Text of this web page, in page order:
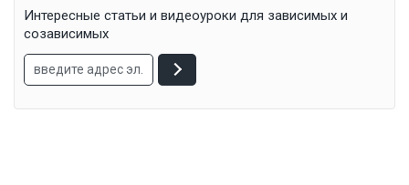
Интересные статьи и видеоуроки для зависимых и
созависимых